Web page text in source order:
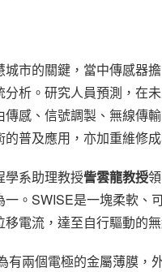
市的關鍵，當中傳感器
析。研究人員預測，在
感、信號調製、無線傳
普及應用，亦加重維修
學系助理教授訾雲龍教授
。SWISE是一塊柔軟、
電流，達至自行驅動的無
有兩個電極的金屬薄膜，